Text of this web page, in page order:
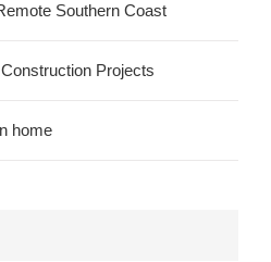
Southern Coast
Projects
home